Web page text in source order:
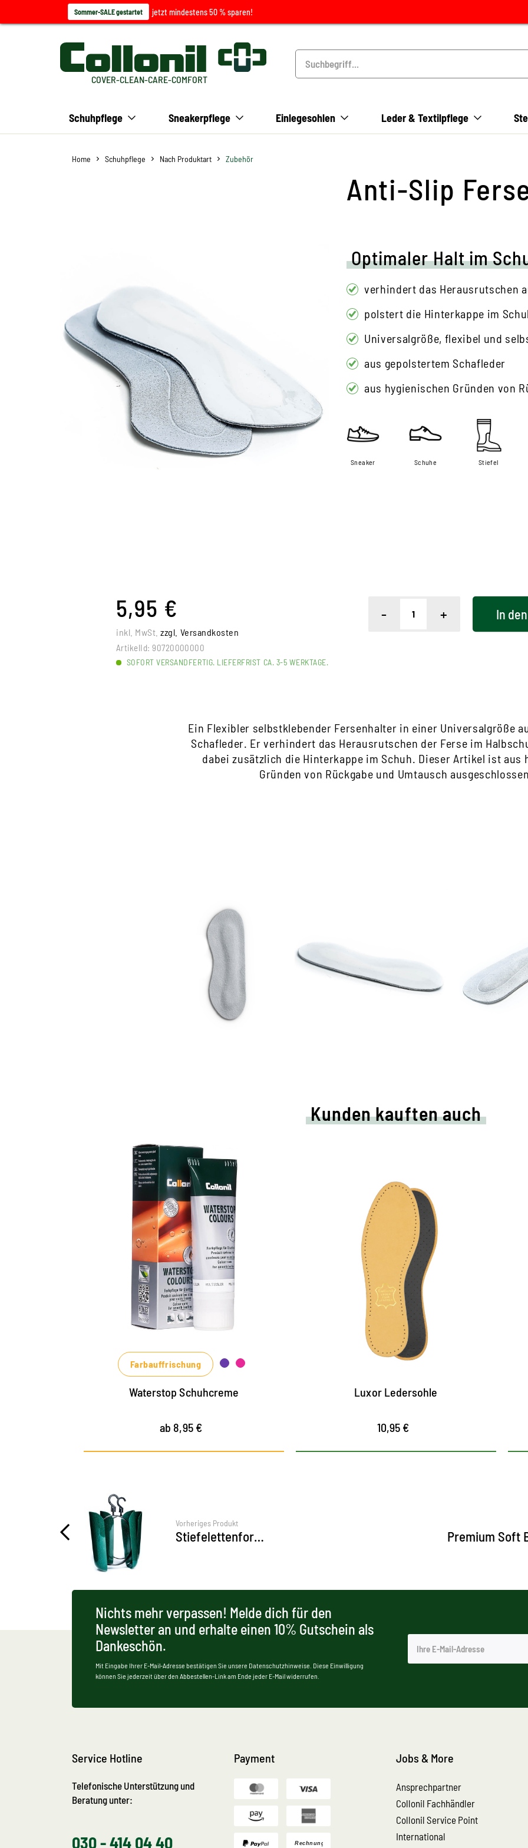
Sommer-SALE gestartet jetzt mindestens 50 % sparen!
COVER-CLEAN-CARE-COMFORT
Schuhpflege Sneakerpflege Einlegesohlen Leder & Textilpflege
Home Schuhpflege Nach Produktart Zubehör
Anti-Slip
Optimaler Halt im
verhindert das Herausrutschen
polstert die Hinterkappe im
Universalgröße, flexibel und
aus gepolstertem Schafleder
aus hygienischen Gründen von
Sneaker Schuhe Stiefel
5,95 €
inkl. MwSt.zzgl. Versandkosten
ArtikelId: 90720000000
SOFORT VERSANDFERTIG. LIEFERFRIST CA. 3-5 WERKTAGE.
- + In den
Ein Flexibler selbstklebender Fersenhalter in einer Universalgröße
Schafleder. Er verhindert das Herausrutschen der Ferse im
dabei zusätzlich die Hinterkappe im Schuh. Dieser Artikel ist aus
Gründen von Rückgabe und Umtausch
Kunden kauften auch
Farbige Pflege- und
Imprägniercreme
pflegt alle Glattleder und HighTech-
Materialien mit Imprägnier-Effekt
nährt das Leder, hält es strapazierfähig
in vielen Farbtönen, von klassischem
Schwarz und Braun bis zu modischen
Farbauffrischung
Waterstop Schuhcreme
ab 8,95 €
Hochwertige
Ledersohle
mit angenehm polsterndem
Latexschaum und Aktivkohle-Filter
atmungsaktiv
sorgt für angenehme Frische im Schuh
Luxor Ledersohle
10,95 €
Vorheriges Produkt
Stiefelettenformer
Nichts mehr verpassen! Melde dich für den
Newsletter an und erhalte einen 10% Gutschein als
Dankeschön.
Mit Eingabe Ihrer E-Mail-Adresse bestätigen Sie unsere Datenschutzhinweise. Diese Einwilligung
können Sie jederzeit über den Abbestellen-Link am Ende jeder E-Mail widerrufen.
Service Hotline
Telefonische Unterstützung und
Beratung unter:
030 - 414 04 40
Payment Jobs & More
Ansprechpartner
Collonil Fachhändler
Collonil Service Point
International